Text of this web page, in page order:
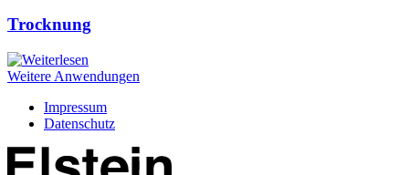
Trocknung
Weitere Anwendungen
Impressum
Datenschutz